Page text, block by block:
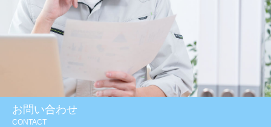
お問い合わせ
CONTACT